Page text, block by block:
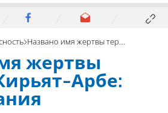
Названо имя жертвы теракта в Кирьят-Арбе: Ронен Ханания
жертвы
Арбе: